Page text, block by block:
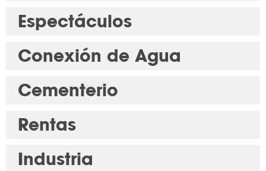
Espectáculos
Conexión de Agua
Cementerio
Rentas
Industria